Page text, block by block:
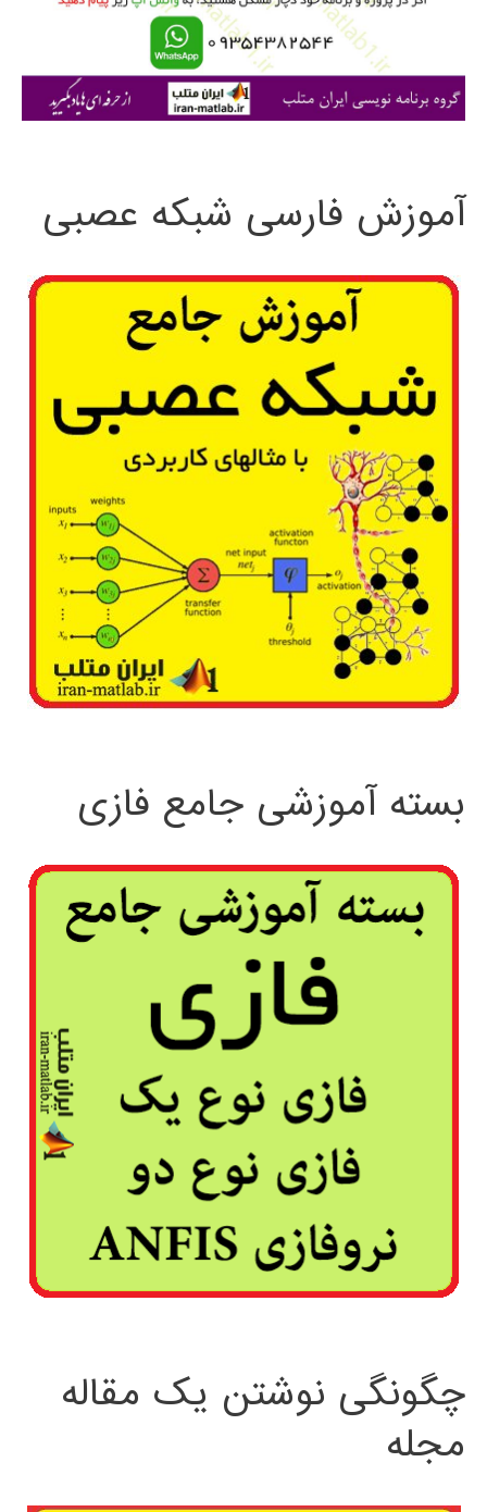
ی
آموزش فارسی شبکه عصبی
بسته آموزشی جامع فازی
چگونگی نوشتن یک مقاله
مجله